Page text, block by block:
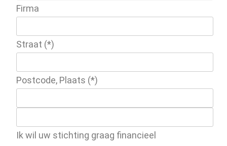
Firma
Straat (*)
Postcode, Plaats (*)
Ik wil uw stichting graag financieel